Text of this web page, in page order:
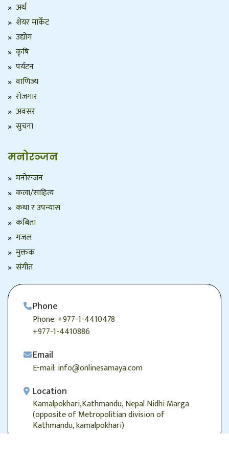
अर्थ
शेयर मार्केट
उद्योग
कृषि
पर्यटन
वाणिज्य
रोजगार
अवसर
सुचना
मनोरञ्जन
मनोरन्जन
कला/साहित्य
कथा र उपन्यास
कबिता
गजल
मुक्तक
संगीत
Phone
Phone: +977-1-4410478
+977-1-4410886
Email
E-mail: info@onlinesamaya.com
Location
Kamalpokhari,Kathmandu, Nepal Nidhi Marga
(opposite of Metropolitian division of
Kathmandu, kamalpokhari)